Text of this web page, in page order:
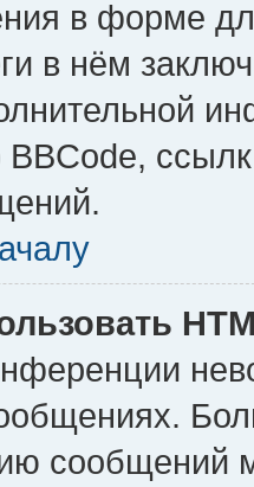
в форме
в нём
BBCode,
сообщений